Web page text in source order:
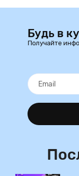
Будь в
Получайте